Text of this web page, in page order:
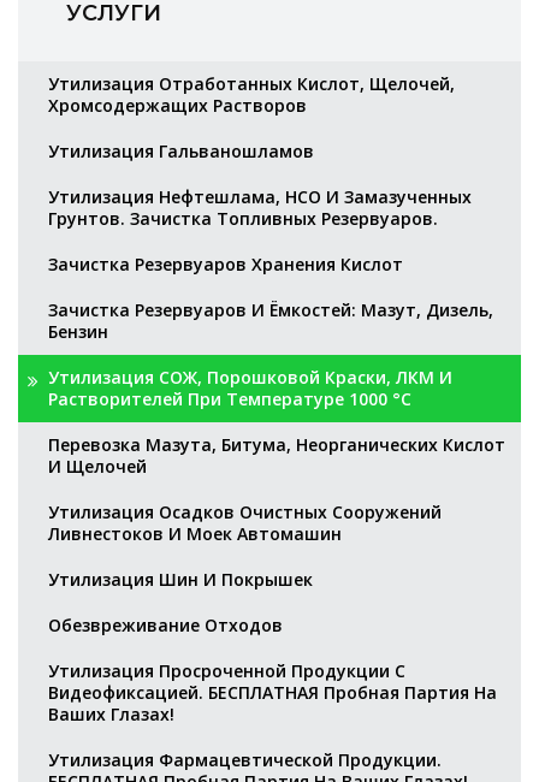
УСЛУГИ
Утилизация Отработанных Кислот, Щелочей,
Хромсодержащих Растворов
Утилизация Гальваношламов
Утилизация Нефтешлама, НСО И Замазученных
Грунтов. Зачистка Топливных Резервуаров.
Зачистка Резервуаров Хранения Кислот
Зачистка Резервуаров И Ёмкостей: Мазут, Дизель,
Бензин
Утилизация СОЖ, Порошковой Краски, ЛКМ И
Растворителей При Температуре 1000 °С
Перевозка Мазута, Битума, Неорганических Кислот
И Щелочей
Утилизация Осадков Очистных Сооружений
Ливнестоков И Моек Автомашин
Утилизация Шин И Покрышек
Обезвреживание Отходов
Утилизация Просроченной Продукции С
Видеофиксацией. БЕСПЛАТНАЯ Пробная Партия На
Ваших Глазах!
Утилизация Фармацевтической Продукции.